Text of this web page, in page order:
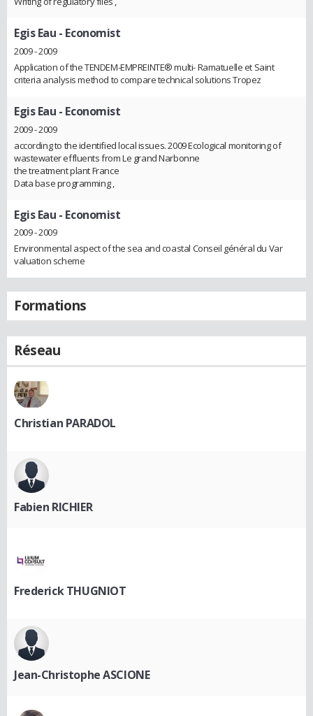
Egis Eau - Economist
2009 - 2009
Application of the TENDEM-EMPREINTE® multi- Ramatuelle et Saint
criteria analysis method to compare technical solutions Tropez
Egis Eau - Economist
2009 - 2009
according to the identified local issues. 2009 Ecological monitoring of
wastewater effluents from Le grand Narbonne
the treatment plant France
Data base programming ,
Egis Eau - Economist
2009 - 2009
Environmental aspect of the sea and coastal Conseil général du Var
valuation scheme
Formations
Réseau
Christian PARADOL
Fabien RICHIER
Frederick THUGNIOT
Jean-Christophe ASCIONE